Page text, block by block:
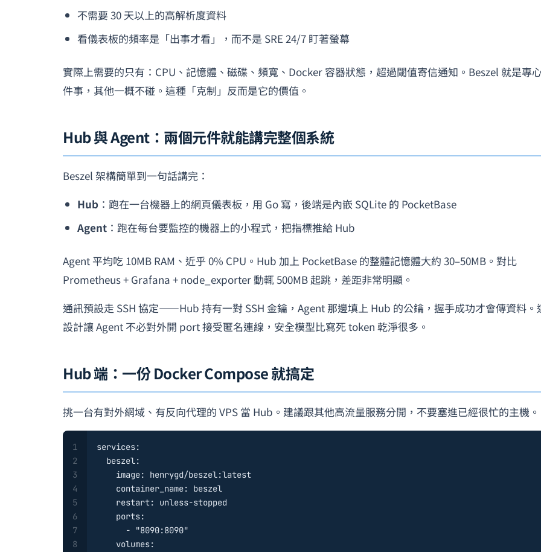
不需要 30 天以上的高解析度資料
看儀表板的頻率是「出事才看」，而不是 SRE 24/7 盯著螢幕
實際上需要的只有：CPU、記憶體、磁碟、頻寬、Docker 容器狀態，超過閾值寄信通知。Beszel 就是專
件事，其他一概不碰。這種「克制」反而是它的價值。
Hub 與 Agent：兩個元件就能講完整個系統
Beszel 架構簡單到一句話講完：
Hub ：跑在一台機器上的網頁儀表板，用 Go 寫，後端是內嵌 SQLite 的 PocketBase
Agent ：跑在每台要監控的機器上的小程式，把指標推給 Hub
Agent 平均吃 10MB RAM、近乎 0% CPU。Hub 加上 PocketBase 的整體記憶體大約 30–50MB。對比
Prometheus + Grafana + node_exporter 動輒 500MB 起跳，差距非常明顯。
通訊預設走 SSH 協定——Hub 持有一對 SSH 金鑰，Agent 那邊填上 Hub 的公鑰，握手成功才會傳資料。
設計讓 Agent 不必對外開 port 接受匿名連線，安全模型比寫死 token 乾淨很多。
Hub 端：一份 Docker Compose 就搞定
挑一台有對外網域、有反向代理的 VPS 當 Hub。建議跟其他高流量服務分開，不要塞進已經很忙的主機。
1
2
3
4
5
6
7
8
services:
beszel:
image:
henrygd/beszel:latest
container_name:
beszel
restart:
unless-stopped
ports:
-
"8090:8090"
volumes: